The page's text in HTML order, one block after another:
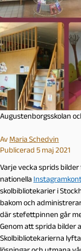
Augustenborgsskolan
Av Maria Schedvin
Publicerad 5 maj 2021
Varje vecka sprids
nationella
skolbibliotekarier i
bakom och
där stefettpinnen går
Genom att sprida bilder
Skolbibliotekarierna